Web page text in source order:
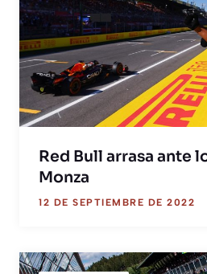
Red Bull arrasa ante
Monza
12 DE SEPTIEMBRE DE 2022